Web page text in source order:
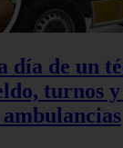
día de un
turnos